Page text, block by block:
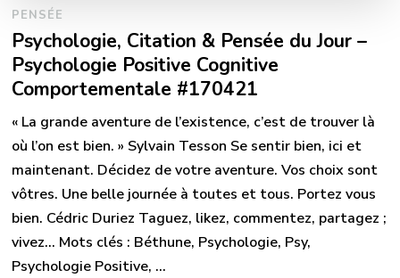
PENSÉE
Psychologie, Citation & Pensée du Jour –
Psychologie Positive Cognitive
Comportementale #170421
« La grande aventure de l’existence, c’est de trouver là
où l’on est bien. » Sylvain Tesson Se sentir bien, ici et
maintenant. Décidez de votre aventure. Vos choix sont
vôtres. Une belle journée à toutes et tous. Portez vous
bien. Cédric Duriez Taguez, likez, commentez, partagez ;
vivez… Mots clés : Béthune, Psychologie, Psy,
Psychologie Positive, …